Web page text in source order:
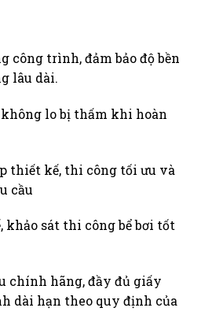
công trình, đảm bảo độ bền
lâu dài.
không lo bị thấm khi hoàn
thiết kế, thi công tối ưu và
cầu
khảo sát thi công bể bơi tốt
chính hãng, đầy đủ giấy
dài hạn theo quy định của